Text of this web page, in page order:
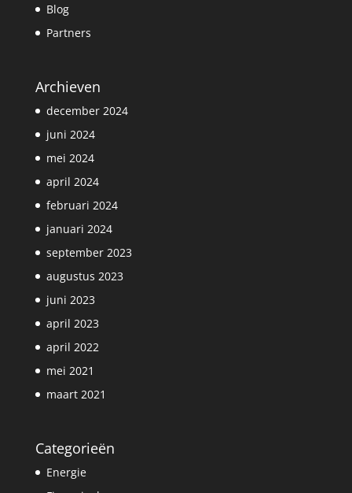
Blog
Partners
Archieven
december 2024
juni 2024
mei 2024
april 2024
februari 2024
januari 2024
september 2023
augustus 2023
juni 2023
april 2023
april 2022
mei 2021
maart 2021
Categorieën
Energie